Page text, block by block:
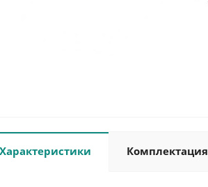
Характеристики Комплектация